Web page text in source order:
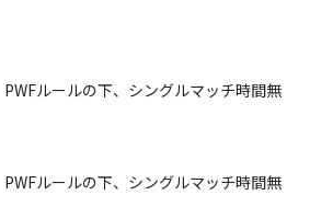
ルールの下、シングルマッチ時間無
ルールの下、シングルマッチ時間無